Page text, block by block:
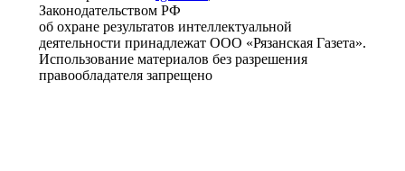
Законодательством РФ
об охране результатов интеллектуальной
деятельности принадлежат ООО «Рязанская Газета».
Использование материалов без разрешения
правообладателя запрещено